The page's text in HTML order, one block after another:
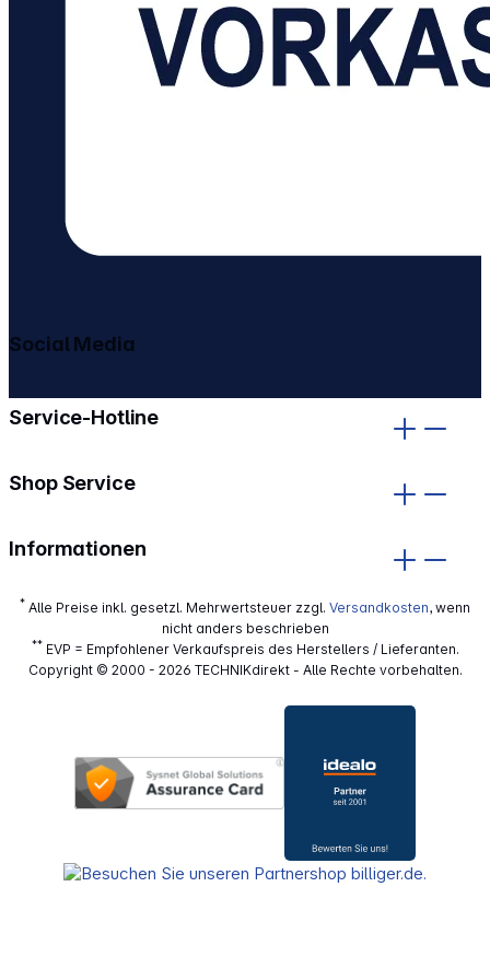
Service-Hotline
Shop Service
Informationen
Social Media
* Alle Preise inkl. gesetzl. Mehrwertsteuer zzgl. Versandkosten, wenn
nicht anders beschrieben
**EVP = Empfohlener Verkaufspreis des Herstellers / Lieferanten.
Copyright © 2000 - 2026 TECHNIKdirekt - Alle Rechte vorbehalten.